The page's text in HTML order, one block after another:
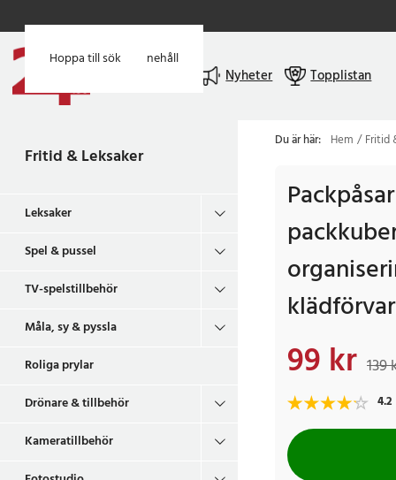
Hoppa till huvudinnehåll
Hoppa till sök
Nyheter Topplistan
Fritid & Leksaker
Leksaker
Spel & pussel
TV-spelstillbehör
Måla, sy & pyssla
Roliga prylar
Drönare & tillbehör
Kameratillbehör
Du är här: Hem Fritid
Nuvarande pris
99 kr 139
4.2